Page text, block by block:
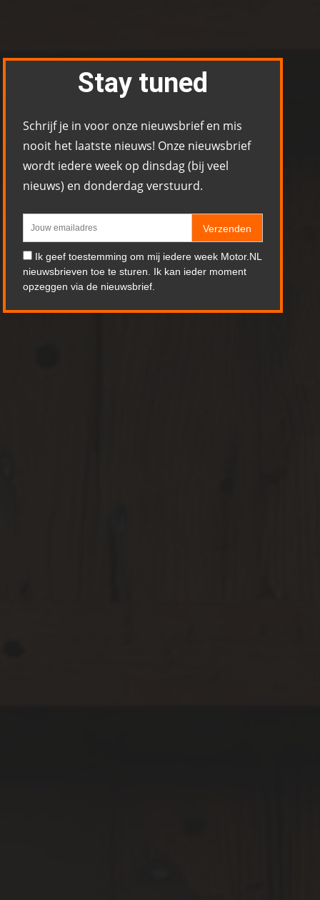
Stay tuned
Schrijf je in voor onze nieuwsbrief en mis
nooit het laatste nieuws! Onze nieuwsbrief
wordt iedere week op dinsdag (bij veel
nieuws) en donderdag verstuurd.
Verzenden
Ik geef toestemming om mij iedere week Motor.NL
nieuwsbrieven toe te sturen. Ik kan ieder moment
opzeggen via de nieuwsbrief.